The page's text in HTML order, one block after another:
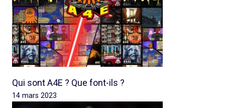
Qui sont A4E ? Que font-ils ?
14 mars 2023